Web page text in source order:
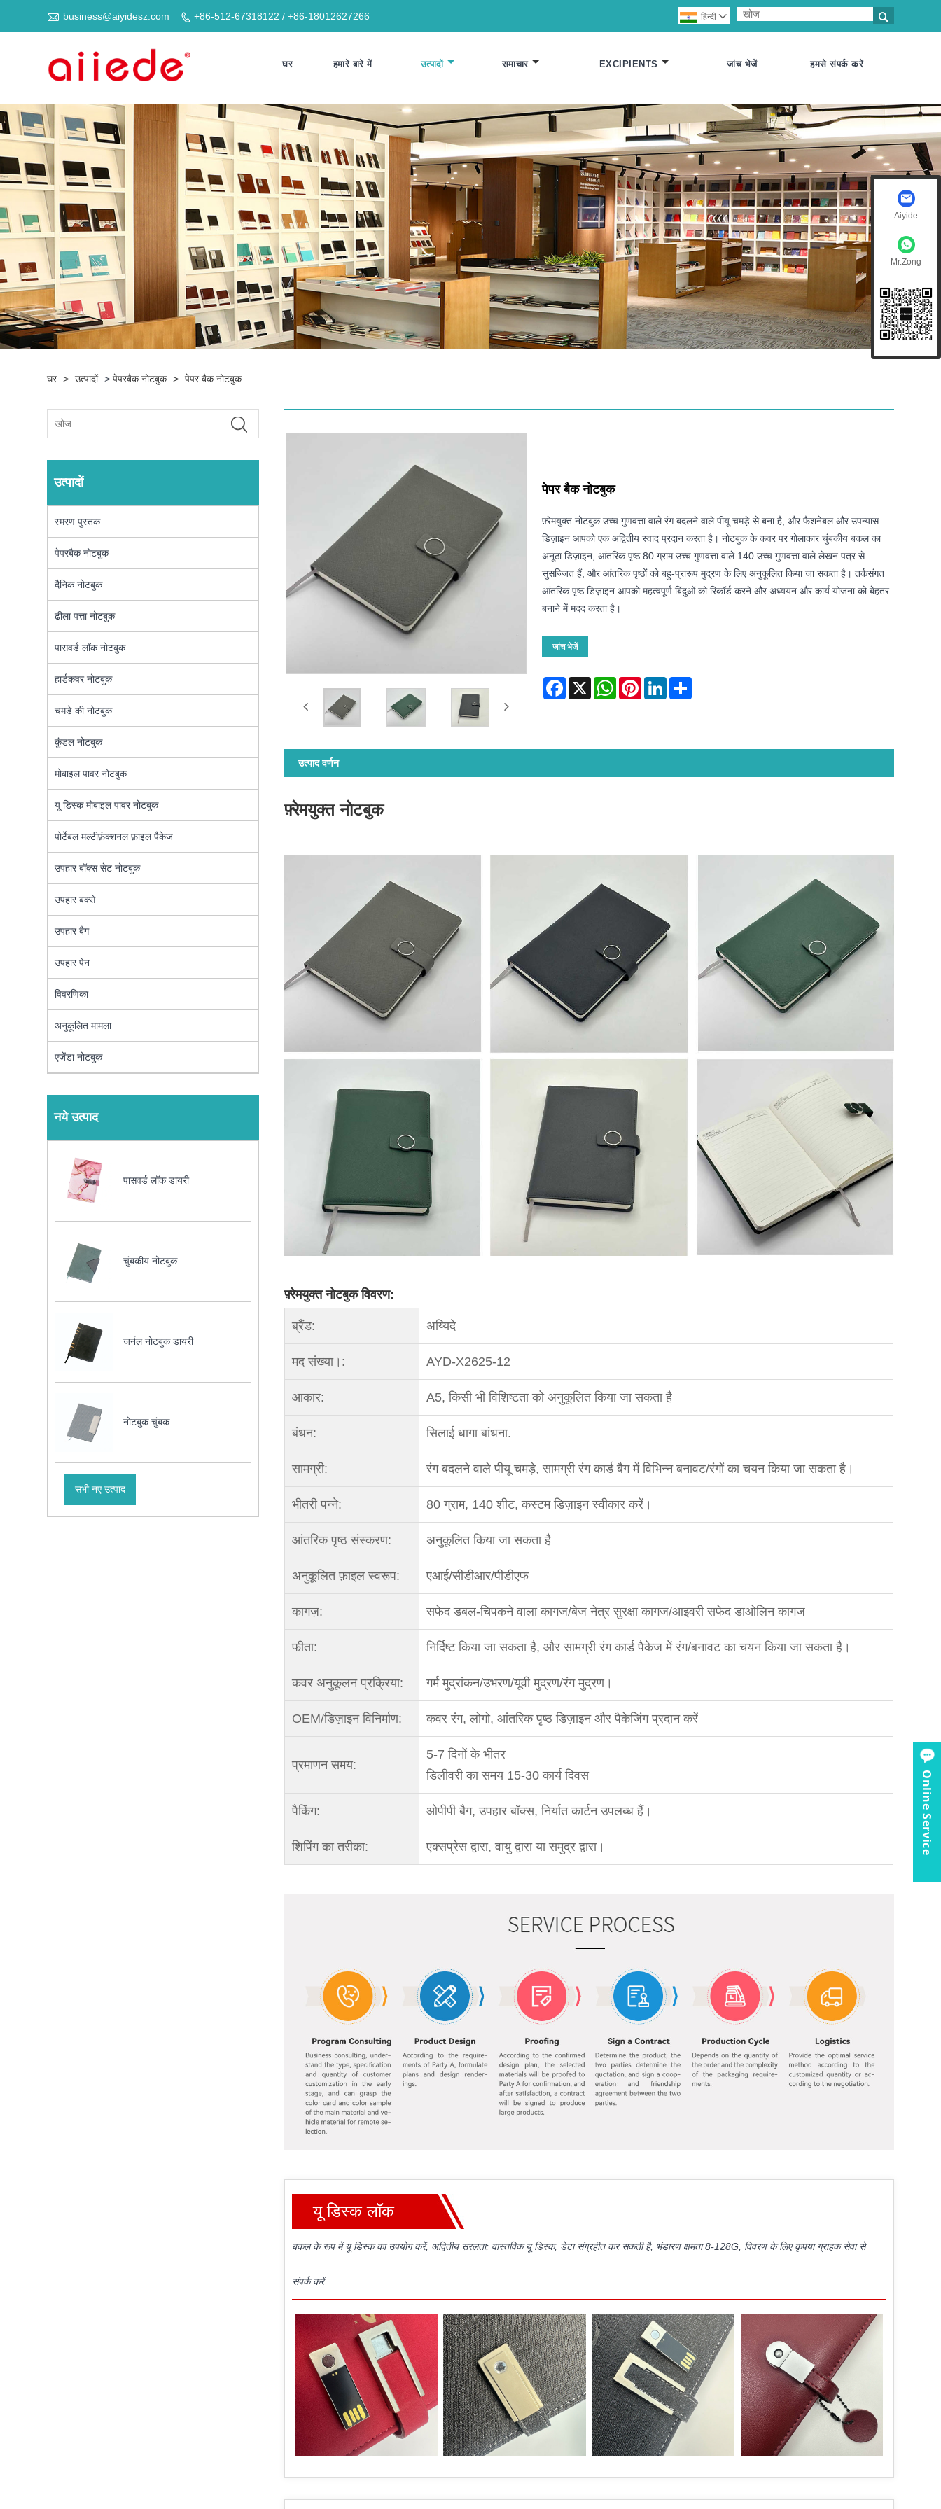
 business@aiyidesz.com  +86-512-67318122 / +86-18012627266 
हिन्दी 
घर हमारे बारे में उत्पादों समाचार EXCIPIENTS जांच भेजें हमसे संपर्क करें
घर > उत्पादों >पेपरबैक नोटबुक > पेपर बैक नोटबुक
उत्पादों
स्मरण पुस्तक
पेपरबैक नोटबुक
दैनिक नोटबुक
ढीला पत्ता नोटबुक
पासवर्ड लॉक नोटबुक
हार्डकवर नोटबुक
चमड़े की नोटबुक
कुंडल नोटबुक
मोबाइल पावर नोटबुक
यू डिस्क मोबाइल पावर नोटबुक
पोर्टेबल मल्टीफ़ंक्शनल फ़ाइल पैकेज
उपहार बॉक्स सेट नोटबुक
उपहार बक्से
उपहार बैग
उपहार पेन
विवरणिका
अनुकूलित मामला
एजेंडा नोटबुक
नये उत्पाद
पासवर्ड लॉक डायरी
चुंबकीय नोटबुक
जर्नल नोटबुक डायरी
नोटबुक चुंबक
सभी नए उत्पाद
पेपर बैक नोटबुक
फ़्रेमयुक्त नोटबुक उच्च गुणवत्ता वाले रंग बदलने वाले पीयू चमड़े से बना है, और फैशनेबल और उपन्यास
डिज़ाइन आपको एक अद्वितीय स्वाद प्रदान करता है। नोटबुक के कवर पर गोलाकार चुंबकीय बकल का
अनूठा डिज़ाइन, आंतरिक पृष्ठ 80 ग्राम उच्च गुणवत्ता वाले 140 उच्च गुणवत्ता वाले लेखन पत्र से
सुसज्जित हैं, और आंतरिक पृष्ठों को बहु-प्रारूप मुद्रण के लिए अनुकूलित किया जा सकता है। तर्कसंगत
आंतरिक पृष्ठ डिज़ाइन आपको महत्वपूर्ण बिंदुओं को रिकॉर्ड करने और अध्ययन और कार्य योजना को बेहतर
बनाने में मदद करता है।
जांच भेजें
Facebook
X WhatsAppPinterestLinkedInShare
उत्पाद वर्णन
फ़्रेमयुक्त नोटबुक
फ़्रेमयुक्त नोटबुक विवरण:
ब्रैंड: अय्यिदे
मद संख्या।: AYD-X2625-12
आकार: A5, किसी भी विशिष्टता को अनुकूलित किया जा सकता है
बंधन: सिलाई धागा बांधना.
सामग्री: रंग बदलने वाले पीयू चमड़े, सामग्री रंग कार्ड बैग में विभिन्न बनावट/रंगों का चयन किया जा सकता है।
भीतरी पन्ने: 80 ग्राम, 140 शीट, कस्टम डिज़ाइन स्वीकार करें।
आंतरिक पृष्ठ संस्करण: अनुकूलित किया जा सकता है
अनुकूलित फ़ाइल स्वरूप: एआई/सीडीआर/पीडीएफ
कागज़: सफेद डबल-चिपकने वाला कागज/बेज नेत्र सुरक्षा कागज/आइवरी सफेद डाओलिन कागज
फीता: निर्दिष्ट किया जा सकता है, और सामग्री रंग कार्ड पैकेज में रंग/बनावट का चयन किया जा सकता है।
कवर अनुकूलन प्रक्रिया: गर्म मुद्रांकन/उभरण/यूवी मुद्रण/रंग मुद्रण।
OEM/डिज़ाइन विनिर्माण: कवर रंग, लोगो, आंतरिक पृष्ठ डिज़ाइन और पैकेजिंग प्रदान करें
प्रमाणन समय:
5-7 दिनों के भीतर
डिलीवरी का समय 15-30 कार्य दिवस
पैकिंग: ओपीपी बैग, उपहार बॉक्स, निर्यात कार्टन उपलब्ध हैं।
शिपिंग का तरीका: एक्सप्रेस द्वारा, वायु द्वारा या समुद्र द्वारा।
यू डिस्क लॉक
बकल के रूप में यू डिस्क का उपयोग करें, अद्वितीय सरलता; वास्तविक यू डिस्क, डेटा संग्रहीत कर सकती है, भंडारण क्षमता 8-128G, विवरण के लिए कृपया ग्राहक सेवा से
संपर्क करें
Aiyide
Mr.Zong
Online Service